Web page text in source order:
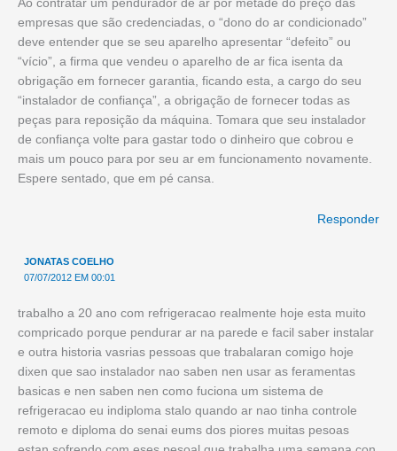
Ao contratar um pendurador de ar por metade do preço das
empresas que são credenciadas, o “dono do ar condicionado”
deve entender que se seu aparelho apresentar “defeito” ou
“vício”, a firma que vendeu o aparelho de ar fica isenta da
obrigação em fornecer garantia, ficando esta, a cargo do seu
“instalador de confiança”, a obrigação de fornecer todas as
peças para reposição da máquina. Tomara que seu instalador
de confiança volte para gastar todo o dinheiro que cobrou e
mais um pouco para por seu ar em funcionamento novamente.
Espere sentado, que em pé cansa.
Responder
JONATAS COELHO
07/07/2012 EM 00:01
trabalho a 20 ano com refrigeracao realmente hoje esta muito
compricado porque pendurar ar na parede e facil saber instalar
e outra historia vasrias pessoas que trabalaran comigo hoje
dixen que sao instalador nao saben nen usar as feramentas
basicas e nen saben nen como fuciona um sistema de
refrigeracao eu indiploma stalo quando ar nao tinha controle
remoto e diploma do senai eums dos piores muitas pesoas